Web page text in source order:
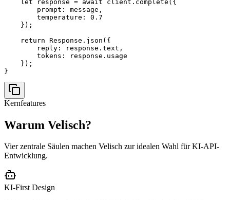
    let response = await client.complete({
        prompt: message,
        temperature: 0.7
    });
    return Response.json({
        reply: response.text,
        tokens: response.usage
    });
}
Kernfeatures
Warum Velisch?
Vier zentrale Säulen machen Velisch zur idealen Wahl für KI-API-
Entwicklung.
KI-First Design